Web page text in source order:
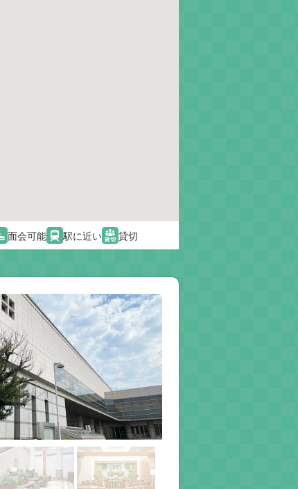
面会可能 駅に近い 貸切